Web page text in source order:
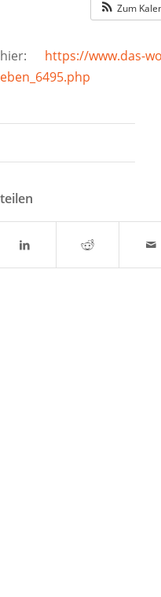
Zum
https://www.das-